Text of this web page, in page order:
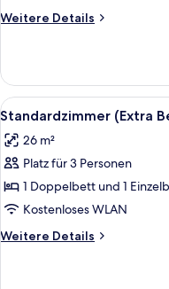
+
anzeigen
Weitere Details
Weitere
(Extra
Bed
2
+
Alle
Fotos
für
Standardzimmer
(Extra
Bed
3
adults)
7
Standardzimmer (Extra
26 m²
Platz für 3 Personen
1 Doppelbett und 1
Kostenloses WLAN
Weitere Details
Weitere